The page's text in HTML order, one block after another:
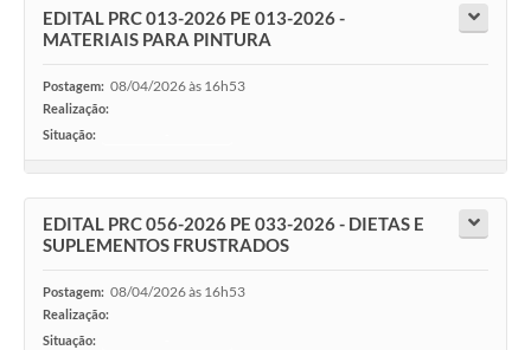
EDITAL PRC 013-2026 PE 013-2026 -
MATERIAIS PARA PINTURA
Postagem: 08/04/2026 às 16h53
Realização:
Situação:
EDITAL PRC 056-2026 PE 033-2026 - DIETAS E
SUPLEMENTOS FRUSTRADOS
Postagem: 08/04/2026 às 16h53
Realização:
Situação: